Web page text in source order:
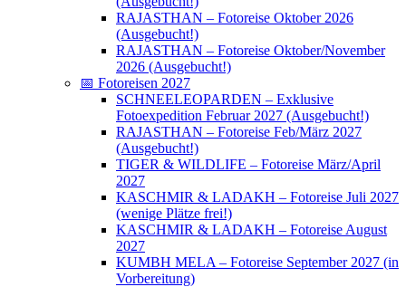
RAJASTHAN – Fotoreise Oktober 2026
(Ausgebucht!)
RAJASTHAN – Fotoreise Oktober/November
2026 (Ausgebucht!)
📅 Fotoreisen 2027
SCHNEELEOPARDEN – Exklusive
Fotoexpedition Februar 2027 (Ausgebucht!)
RAJASTHAN – Fotoreise Feb/März 2027
(Ausgebucht!)
TIGER & WILDLIFE – Fotoreise März/April
2027
KASCHMIR & LADAKH – Fotoreise Juli 2027
(wenige Plätze frei!)
KASCHMIR & LADAKH – Fotoreise August
2027
KUMBH MELA – Fotoreise September 2027 (in
Vorbereitung)